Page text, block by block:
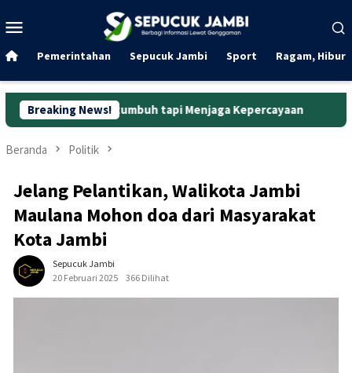
ke
Mobile
Pemerintahan Sepucuk Jambi Sport Ragam,
Breaking News!
tapi Menjaga Kepercayaan Curanmor di Oko
Beranda Politik
Jelang Pelantikan, Walikota Jambi
Maulana Mohon doa dari Masyarakat
Kota Jambi
Sepucuk Jambi
20 Februari 2025
366 Dilihat